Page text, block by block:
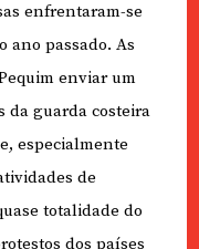
enfrentaram-se
ano passado. As
enviar um
da guarda costeira
especialmente
de
totalidade do
dos países